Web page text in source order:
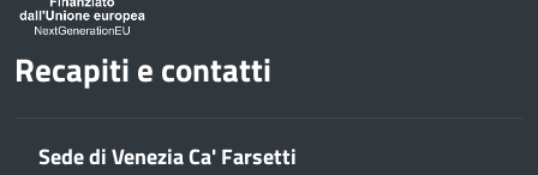
Recapiti e contatti
Sede di Venezia Ca' Farsetti